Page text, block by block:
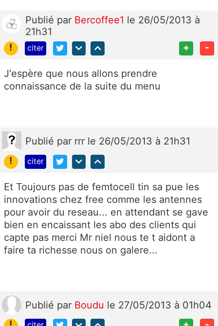
Publié par Bercoffee1 le 26/05/2013 à
21h31
!
citer + -
J'espère que nous allons prendre
connaissance de la suite du menu
Publié par rrr le 26/05/2013 à 21h31
!
citer
Et Toujours pas de femtocell tin sa pue les
innovations chez free comme les antennes
pour avoir du reseau... en attendant se gave
bien en encaissant les abo des clients qui
capte pas merci Mr niel nous te t aidont a
faire ta richesse nous on galere...
Publié par Boudu le 27/05/2013 à 01h04